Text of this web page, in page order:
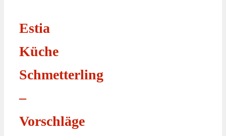
Estia
Küche
Schmetterling
–
Vorschläge